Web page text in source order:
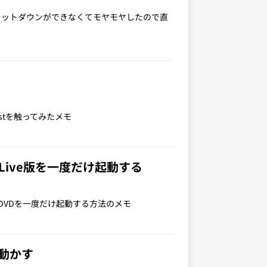
トダウンができなくてモヤモヤしたので直
を触ってみたメモ
版を一度だけ起動する
を一度だけ起動する方法のメモ
かす